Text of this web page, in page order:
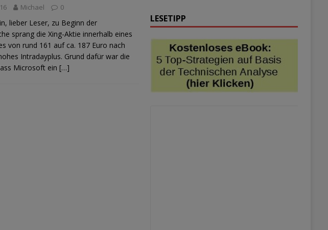
Michael 0
lieber Leser, zu Beginn der
sprang die Xing-Aktie innerhalb eines
von rund 161 auf ca. 187 Euro nach
Intradayplus. Grund dafür war die
Microsoft ein […]
LESETIPP